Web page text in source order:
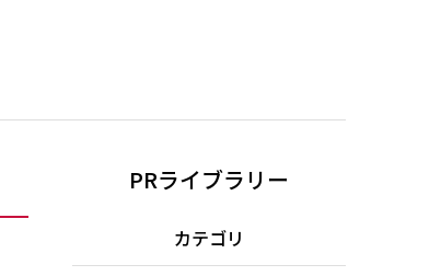
PRライブラリー
カテゴリ